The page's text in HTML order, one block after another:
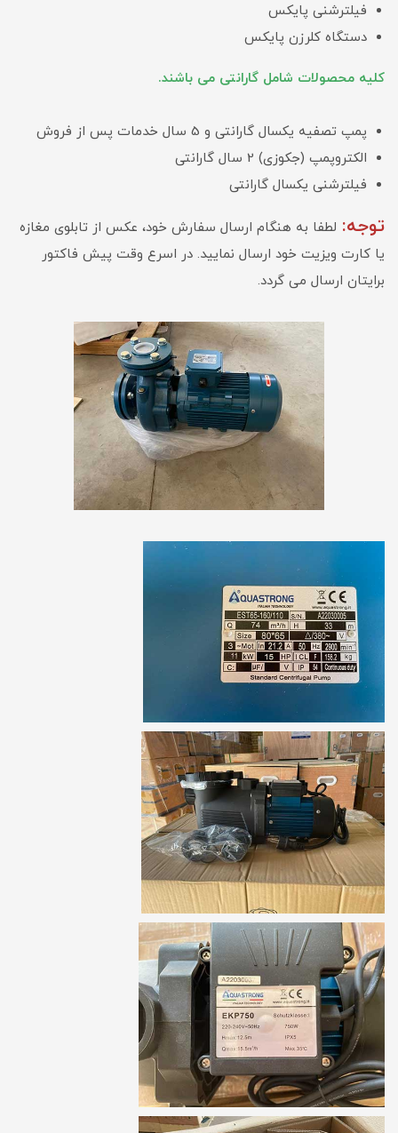
فیلترشنی پایکس
دستگاه کلرزن پایکس
کلیه محصولات شامل گارانتی می باشند.
پمپ تصفیه یکسال گارانتی و 5 سال خدمات پس از فروش
الکتروپمپ (جکوزی) 2 سال گارانتی
فیلترشنی یکسال گارانتی
توجه: لطفا به هنگام ارسال سفارش خود، عکس از تابلوی مغازه
یا کارت ویزیت خود ارسال نمایید. در اسرع وقت پیش فاکتور
برایتان ارسال می گردد.